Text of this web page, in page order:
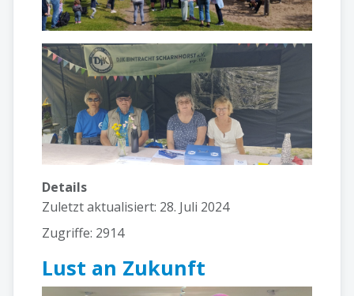
Details
Zuletzt aktualisiert: 28. Juli 2024
Zugriffe: 2914
Lust an Zukunft